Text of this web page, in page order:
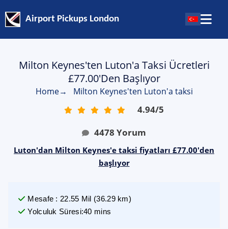
Airport Pickups London
Milton Keynes'ten Luton'a Taksi Ücretleri
£77.00'den Başlıyor
Home→ Milton Keynes'ten Luton'a taksi
4.94/5
4478 Yorum
Luton'dan Milton Keynes'e taksi fiyatları £77.00'den
başlıyor
Mesafe : 22.55 Mil (36.29km)
Yolculuk Süresi:40 mins